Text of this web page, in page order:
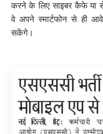
करने के लिए साइबर कैफे या
वे अपने स्मार्टफोन से ही
सकेंगे।